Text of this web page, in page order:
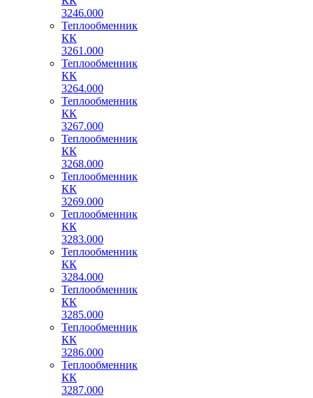
3246.000
Теплообменник
КК
3261.000
Теплообменник
КК
3264.000
Теплообменник
КК
3267.000
Теплообменник
КК
3268.000
Теплообменник
КК
3269.000
Теплообменник
КК
3283.000
Теплообменник
КК
3284.000
Теплообменник
КК
3285.000
Теплообменник
КК
3286.000
Теплообменник
КК
3287.000